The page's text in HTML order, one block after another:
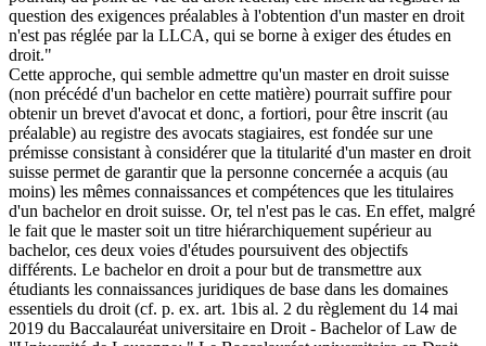
question des exigences préalables à l'obtention d'un master en droit
n'est pas réglée par la LLCA, qui se borne à exiger des études en
droit."
Cette approche, qui semble admettre qu'un master en droit suisse
(non précédé d'un bachelor en cette matière) pourrait suffire pour
obtenir un brevet d'avocat et donc, a fortiori, pour être inscrit (au
préalable) au registre des avocats stagiaires, est fondée sur une
prémisse consistant à considérer que la titularité d'un master en droit
suisse permet de garantir que la personne concernée a acquis (au
moins) les mêmes connaissances et compétences que les titulaires
d'un bachelor en droit suisse. Or, tel n'est pas le cas. En effet, malgré
le fait que le master soit un titre hiérarchiquement supérieur au
bachelor, ces deux voies d'études poursuivent des objectifs
différents. Le bachelor en droit a pour but de transmettre aux
étudiants les connaissances juridiques de base dans les domaines
essentiels du droit (cf. p. ex. art. 1bis al. 2 du règlement du 14 mai
2019 du Baccalauréat universitaire en Droit - Bachelor of Law de